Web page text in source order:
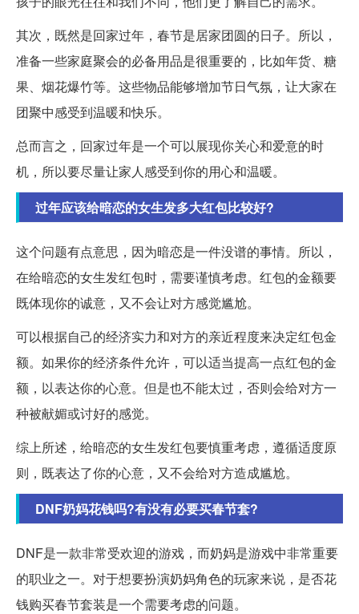
其次，既然是回家过年，春节是居家团圆的日子。所以，
准备一些家庭聚会的必备用品是很重要的，比如年货、糖
果、烟花爆竹等。这些物品能够增加节日气氛，让大家在
团聚中感受到温暖和快乐。
总而言之，回家过年是一个可以展现你关心和爱意的时
机，所以要尽量让家人感受到你的用心和温暖。
过年应该给暗恋的女生发多大红包比较好?
这个问题有点意思，因为暗恋是一件没谱的事情。所以，
在给暗恋的女生发红包时，需要谨慎考虑。红包的金额要
既体现你的诚意，又不会让对方感觉尴尬。
可以根据自己的经济实力和对方的亲近程度来决定红包金
额。如果你的经济条件允许，可以适当提高一点红包的金
额，以表达你的心意。但是也不能太过，否则会给对方一
种被献媚或讨好的感觉。
综上所述，给暗恋的女生发红包要慎重考虑，遵循适度原
则，既表达了你的心意，又不会给对方造成尴尬。
DNF奶妈花钱吗?有没有必要买春节套?
DNF是一款非常受欢迎的游戏，而奶妈是游戏中非常重要
的职业之一。对于想要扮演奶妈角色的玩家来说，是否花
钱购买春节套装是一个需要考虑的问题。